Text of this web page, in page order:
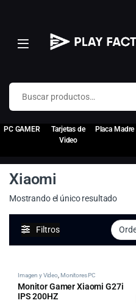
Buscar por:
PC GAMER
Tarjetas de
Video
Placa Madre
Xiaomi
Mostrando el único resultado
Filtros
Imagen y Video Monitores PC
Monitor Gamer Xiaomi G27i
IPS 200HZ